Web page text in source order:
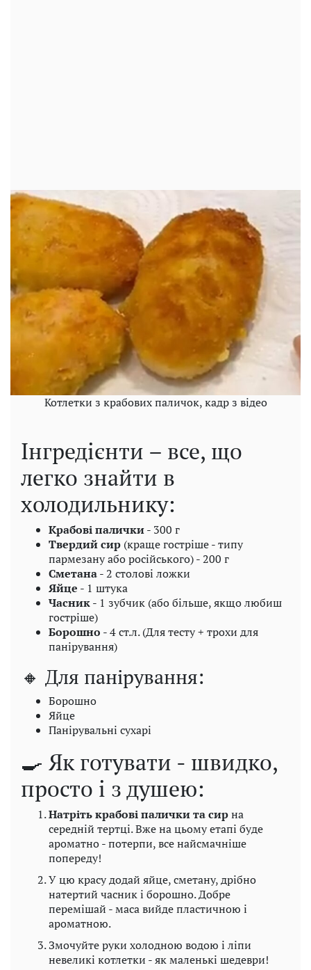
Котлетки з крабових паличок, кадр з відео
Інгредієнти – все, що
легко знайти в
холодильнику:
Крабові палички- 300 г
Твердий сир (краще гостріше - типу
пармезану або російського) - 200 г
Сметана- 2 столові ложки
Яйце - 1 штука
Часник- 1 зубчик (або більше, якщо любиш
гостріше)
Борошно - 4 ст.л. (Для тесту + трохи для
панірування)
🔸 Для панірування:
Борошно
Яйце
Панірувальні сухарі
🍳 Як готувати - швидко,
просто і з душею:
Натріть крабові палички та сирна
середній тертці. Вже на цьому етапі буде
ароматно - потерпи, все найсмачніше
попереду!
У цю красу додай яйце, сметану, дрібно
натертий часник і борошно. Добре
перемішай - маса вийде пластичною і
ароматною.
Змочуйте руки холодною водою і ліпи
невеликі котлетки - як маленькі шедеври!